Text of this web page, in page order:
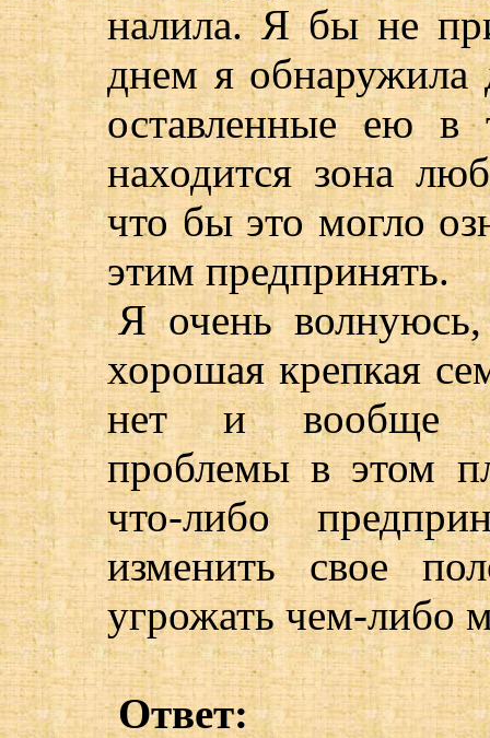
налила. Я бы не
днем я обнаружила
оставленные ею в
находится зона
что бы это могло
этим предпринять.
Я очень
хорошая крепкая
нет и вообще
проблемы в этом
что-либо
изменить свое
угрожать чем-либо
Ответ: